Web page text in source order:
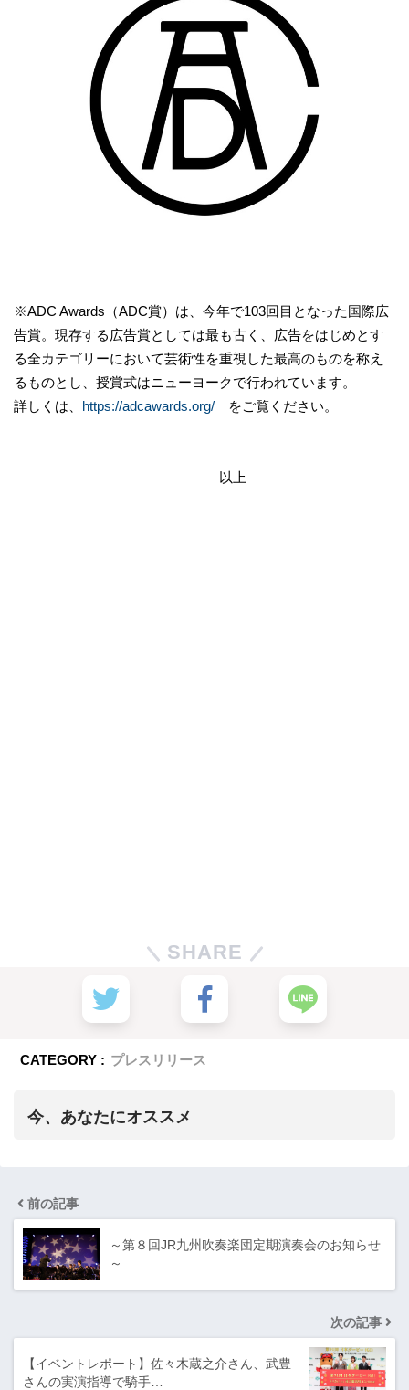
※ADC Awards（ADC賞）は、今年で103回目となった国際広
告賞。現存する広告賞としては最も古く、広告をはじめとす
る全カテゴリーにおいて芸術性を重視した最高のものを称え
るものとし、授賞式はニューヨークで行われています。
詳しくは、 https://adcawards.org/ をご覧ください。
以上
SHARE
CATEGORY : プレスリリース
今、あなたにオススメ
前の記事
～第８回JR九州吹奏楽団定期演奏会のお知らせ
～
次の記事
【イベントレポート】佐々木蔵之介さん、武豊
さんの実演指導で騎手…